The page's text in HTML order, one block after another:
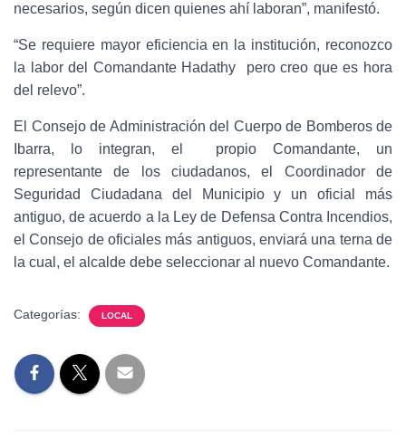
necesarios, según dicen quienes ahí laboran”, manifestó.
“Se requiere mayor eficiencia en la institución, reconozco
la labor del Comandante Hadathy pero creo que es hora
del relevo”.
El Consejo de Administración del Cuerpo de Bomberos de
Ibarra, lo integran, el propio Comandante, un
representante de los ciudadanos, el Coordinador de
Seguridad Ciudadana del Municipio y un oficial más
antiguo, de acuerdo a la Ley de Defensa Contra Incendios,
el Consejo de oficiales más antiguos, enviará una terna de
la cual, el alcalde debe seleccionar al nuevo Comandante.
Categorías: LOCAL